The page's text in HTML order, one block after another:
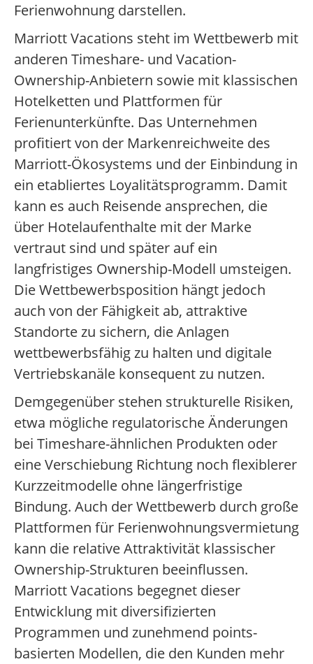
Ferienwohnung darstellen.
Marriott Vacations steht im Wettbewerb mit
anderen Timeshare- und Vacation-
Ownership-Anbietern sowie mit klassischen
Hotelketten und Plattformen für
Ferienunterkünfte. Das Unternehmen
profitiert von der Markenreichweite des
Marriott-Ökosystems und der Einbindung in
ein etabliertes Loyalitätsprogramm. Damit
kann es auch Reisende ansprechen, die
über Hotelaufenthalte mit der Marke
vertraut sind und später auf ein
langfristiges Ownership-Modell umsteigen.
Die Wettbewerbsposition hängt jedoch
auch von der Fähigkeit ab, attraktive
Standorte zu sichern, die Anlagen
wettbewerbsfähig zu halten und digitale
Vertriebskanäle konsequent zu nutzen.
Demgegenüber stehen strukturelle Risiken,
etwa mögliche regulatorische Änderungen
bei Timeshare-ähnlichen Produkten oder
eine Verschiebung Richtung noch flexiblerer
Kurzzeitmodelle ohne längerfristige
Bindung. Auch der Wettbewerb durch große
Plattformen für Ferienwohnungsvermietung
kann die relative Attraktivität klassischer
Ownership-Strukturen beeinflussen.
Marriott Vacations begegnet dieser
Entwicklung mit diversifizierten
Programmen und zunehmend points-
basierten Modellen, die den Kunden mehr